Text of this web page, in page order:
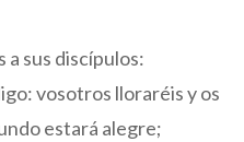
a sus discípulos:
vosotros lloraréis y os
estará alegre;